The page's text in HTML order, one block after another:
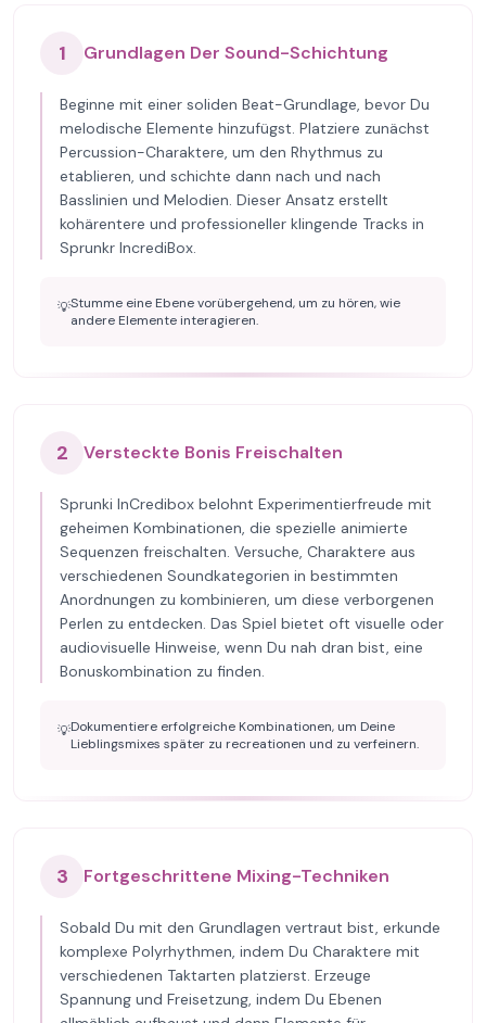
1 Grundlagen Der Sound-Schichtung
Beginne mit einer soliden Beat-Grundlage, bevor Du
melodische Elemente hinzufügst. Platziere zunächst
Percussion-Charaktere, um den Rhythmus zu
etablieren, und schichte dann nach und nach
Basslinien und Melodien. Dieser Ansatz erstellt
kohärentere und professioneller klingende Tracks in
Sprunkr IncrediBox.
💡Stumme eine Ebene vorübergehend, um zu hören, wie
andere Elemente interagieren.
2 Versteckte Bonis Freischalten
Sprunki InCredibox belohnt Experimentierfreude mit
geheimen Kombinationen, die spezielle animierte
Sequenzen freischalten. Versuche, Charaktere aus
verschiedenen Soundkategorien in bestimmten
Anordnungen zu kombinieren, um diese verborgenen
Perlen zu entdecken. Das Spiel bietet oft visuelle oder
audiovisuelle Hinweise, wenn Du nah dran bist, eine
Bonuskombination zu finden.
💡Dokumentiere erfolgreiche Kombinationen, um Deine
Lieblingsmixes später zu recreationen und zu verfeinern.
3 Fortgeschrittene Mixing-Techniken
Sobald Du mit den Grundlagen vertraut bist, erkunde
komplexe Polyrhythmen, indem Du Charaktere mit
verschiedenen Taktarten platzierst. Erzeuge
Spannung und Freisetzung, indem Du Ebenen